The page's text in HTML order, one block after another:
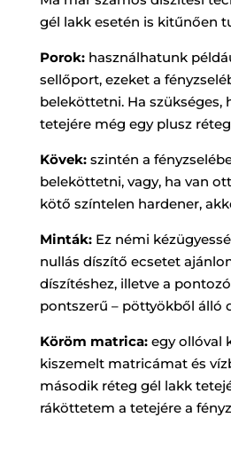
gél lakk esetén is kitűnően
Porok:használhatunk
sellőport, ezeket a
beleköttetni. Ha szükséges,
tetejére még egy plusz
Kövek:szintén a
beleköttetni, vagy, ha van
kötő színtelen hardener,
Minták:Ez némi
nullás díszítő ecsetet
díszítéshez, illetve a
pontszerű – pöttyökből álló
Köröm matrica:egy ollóval
kiszemelt matricámat és
második réteg gél lakk
ráköttetem a tetejére a